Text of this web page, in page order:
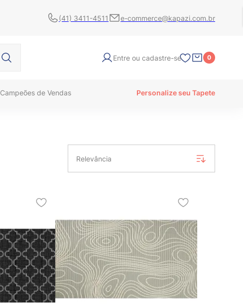
(41) 3411-4511 e-commerce@kapazi.com.br
Entre ou cadastre-se 0
Campeões de Vendas Personalize seu Tapete
Relevância